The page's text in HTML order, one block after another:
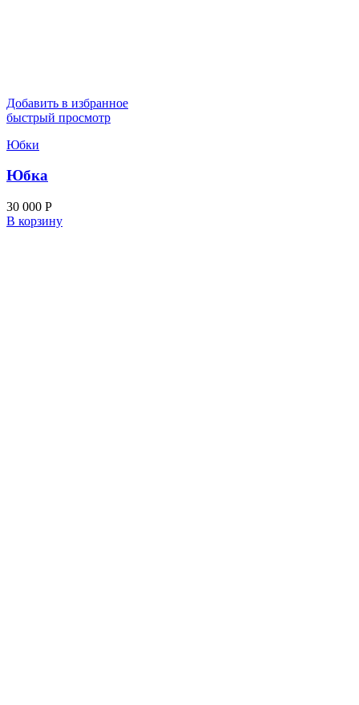
Добавить в избранное
быстрый просмотр
Юбки
Юбка
30 000 Р
В корзину